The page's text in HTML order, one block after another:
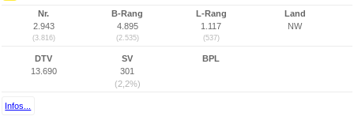
Nr.
2.943
(3.816)
B-Rang
4.895
(2.535)
L-Rang
1.117
(537)
Land
NW
DTV
13.690
SV
301
(2,2%)
BPL
Infos...